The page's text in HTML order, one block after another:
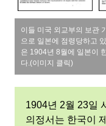
이들 미국 외교부의 보관
으로 일본에 점령당하고
은 1904년 8월에 일본이
다.(이미지 클릭)
1904년 2월 23일
의정서는 한국이